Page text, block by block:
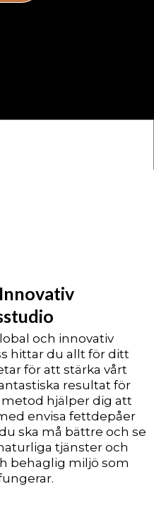
och innovativ
hittar du allt för ditt
för att stärka vårt
resultat för
metod hjälper dig att
envisa fettdepåer
ska må bättre och se
tjänster och
behaglig miljö som